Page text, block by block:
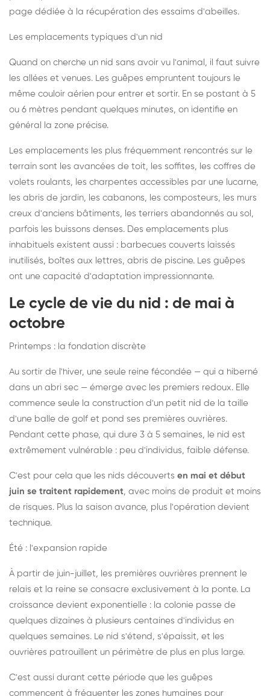
page dédiée à la récupération des essaims d'abeilles.
Les emplacements typiques d'un nid
Quand on cherche un nid sans avoir vu l'animal, il faut suivre
les allées et venues. Les guêpes empruntent toujours le
même couloir aérien pour entrer et sortir. En se postant à 5
ou 6 mètres pendant quelques minutes, on identifie en
général la zone précise.
Les emplacements les plus fréquemment rencontrés sur le
terrain sont les avancées de toit, les soffites, les coffres de
volets roulants, les charpentes accessibles par une lucarne,
les abris de jardin, les cabanons, les composteurs, les murs
creux d'anciens bâtiments, les terriers abandonnés au sol,
parfois les buissons denses. Des emplacements plus
inhabituels existent aussi : barbecues couverts laissés
inutilisés, boîtes aux lettres, abris de piscine. Les guêpes
ont une capacité d'adaptation impressionnante.
Le cycle de vie du nid : de mai à
octobre
Printemps : la fondation discrète
Au sortir de l'hiver, une seule reine fécondée — qui a hiberné
dans un abri sec — émerge avec les premiers redoux. Elle
commence seule la construction d'un petit nid de la taille
d'une balle de golf et pond ses premières ouvrières.
Pendant cette phase, qui dure 3 à 5 semaines, le nid est
extrêmement vulnérable : peu d'individus, faible défense.
C'est pour cela que les nids découverts en mai et début
juin se traitent rapidement, avec moins de produit et moins
de risques. Plus la saison avance, plus l'opération devient
technique.
Été : l'expansion rapide
À partir de juin-juillet, les premières ouvrières prennent le
relais et la reine se consacre exclusivement à la ponte. La
croissance devient exponentielle : la colonie passe de
quelques dizaines à plusieurs centaines d'individus en
quelques semaines. Le nid s'étend, s'épaissit, et les
ouvrières patrouillent un périmètre de plus en plus large.
C'est aussi durant cette période que les guêpes
commencent à fréquenter les zones humaines pour